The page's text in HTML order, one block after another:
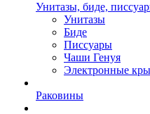
Унитазы, биде,
Унитазы
Биде
Писсуары
Чаши Генуя
Электронные
Раковины